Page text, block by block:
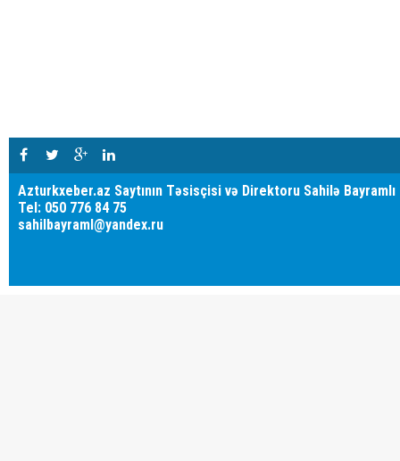
Azturkxeber.az Saytının Təsisçisi və Direktoru Sahilə Bayramlı
Tel: 050 776 84 75
sahilbayraml@yandex.ru